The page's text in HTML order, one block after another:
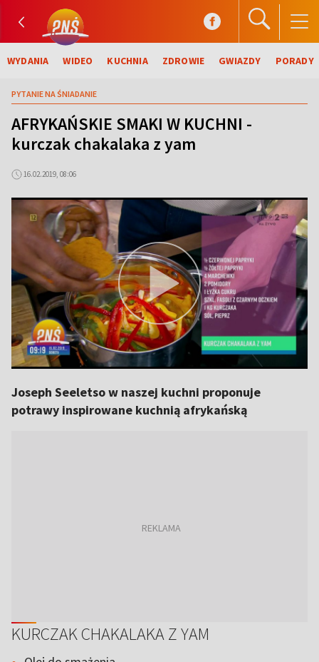
WYDANIA WIDEO KUCHNIA ZDROWIE GWIAZDY PORADY
PYTANIE NA ŚNIADANIE
AFRYKAŃSKIE SMAKI W KUCHNI -
kurczak chakalaka z yam
16.02.2019, 08:06
Joseph Seeletso w naszej kuchni proponuje
potrawy inspirowane kuchnią afrykańską
KURCZAK CHAKALAKA Z YAM